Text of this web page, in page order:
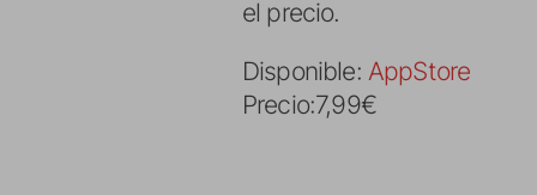
el precio.
Disponible: AppStore
Precio:7,99€